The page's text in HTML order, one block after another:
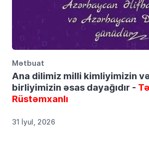
Mətbuat
Ana dilimiz milli kimliyimizin
birliyimizin əsas dayağıdır -
Rüstəmxanlı
31 İyul, 2026